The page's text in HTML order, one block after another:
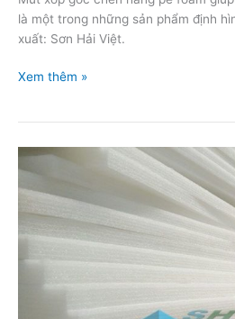
là một trong những sản phẩm định
xuất: Sơn Hải Việt.
chống
va
đập
Xem thêm »